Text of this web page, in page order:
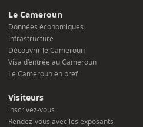
Le Cameroun
Le Cameroun en bref
Données économiques
Infrastructure
Découvrir le Cameroun
Visa d’entrée au Cameroun
Visiteurs
inscrivez-vous
Rendez-vous avec les exposants